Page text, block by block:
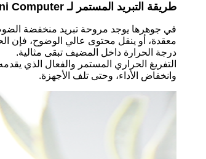
طريقة التبريد المستمر لـ Intel Core Mini Computer:
في جوهرها يوجد مروحة تبريد منخفضة
معقدة، أو ينقل محتوى عالي الوضوح، فإن
درجة الحرارة داخل المضيف تبقى مثالية.
التفريغ الحراري المستمر والفعال الذي
وانخفاض الأداء، وحتى تلف الأجهزة.